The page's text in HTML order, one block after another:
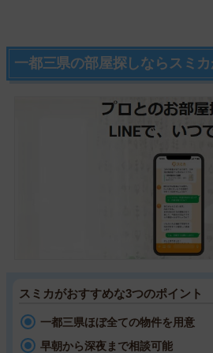
一都三県の部屋探しならスミ
スミカがおすすめな3つのポイント
一都三県ほぼ全ての物件を用意
早朝から深夜まで相談可能